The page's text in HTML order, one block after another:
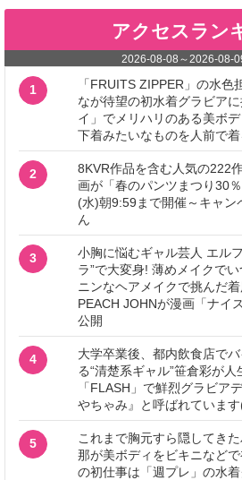
アクセスラン
2026-08-08 ～2026-08-
1
「FRUITS ZIPPER」の水色
なが待望の初水着グラビア
イ」でメリハリのある美ボ
下着みたいなものを人前で着
2
8KVR作品を含む人気の222
画が「春のパンツまつり30
(水)朝9:59まで開催～キャン
ん
3
小胸に悩むギャル芸人 エル
ラ”で大変身! 薄めメイクで
ニンなヘアメイクで挑んだ
PEACH JOHNが漫画「ナイ
公開
4
大学卒業後、都内飲食店で
る“清楚系ギャル”笹倉彩が
「FLASH」で鮮烈グラビア
やちゃみ』と呼ばれています(
5
これまで胸元すら隠してき
那が美ボディをビキニなど
の初仕事は「週プレ」の水